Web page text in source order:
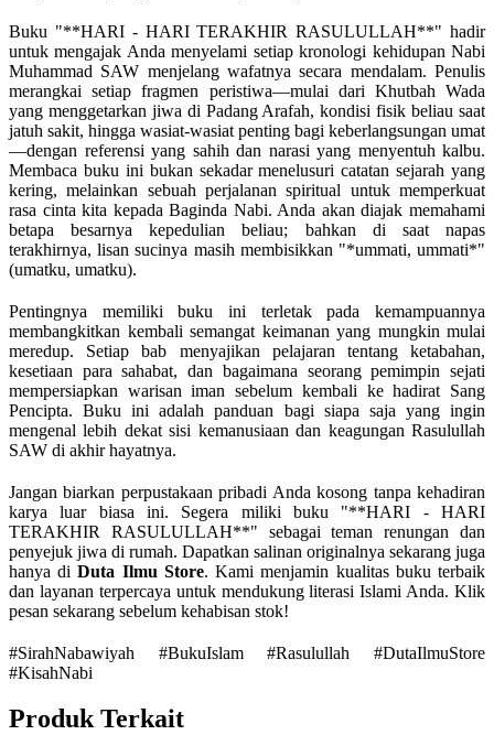
Buku "**HARI - HARI TERAKHIR RASULULLAH**" hadir
untuk mengajak Anda menyelami setiap kronologi kehidupan Nabi
Muhammad SAW menjelang wafatnya secara mendalam. Penulis
merangkai setiap fragmen peristiwa—mulai dari Khutbah Wada
yang menggetarkan jiwa di Padang Arafah, kondisi fisik beliau saat
jatuh sakit, hingga wasiat-wasiat penting bagi keberlangsungan umat
—dengan referensi yang sahih dan narasi yang menyentuh kalbu.
Membaca buku ini bukan sekadar menelusuri catatan sejarah yang
kering, melainkan sebuah perjalanan spiritual untuk memperkuat
rasa cinta kita kepada Baginda Nabi. Anda akan diajak memahami
betapa besarnya kepedulian beliau; bahkan di saat napas
terakhirnya, lisan sucinya masih membisikkan "*ummati, ummati*"
(umatku, umatku).
Pentingnya memiliki buku ini terletak pada kemampuannya
membangkitkan kembali semangat keimanan yang mungkin mulai
meredup. Setiap bab menyajikan pelajaran tentang ketabahan,
kesetiaan para sahabat, dan bagaimana seorang pemimpin sejati
mempersiapkan warisan iman sebelum kembali ke hadirat Sang
Pencipta. Buku ini adalah panduan bagi siapa saja yang ingin
mengenal lebih dekat sisi kemanusiaan dan keagungan Rasulullah
SAW di akhir hayatnya.
Jangan biarkan perpustakaan pribadi Anda kosong tanpa kehadiran
karya luar biasa ini. Segera miliki buku "**HARI - HARI
TERAKHIR RASULULLAH**" sebagai teman renungan dan
penyejuk jiwa di rumah. Dapatkan salinan originalnya sekarang juga
hanya diDuta Ilmu Store. Kami menjamin kualitas buku terbaik
dan layanan terpercaya untuk mendukung literasi Islami Anda. Klik
pesan sekarang sebelum kehabisan stok!
#SirahNabawiyah #BukuIslam #Rasulullah #DutaIlmuStore
#KisahNabi
Produk Terkait